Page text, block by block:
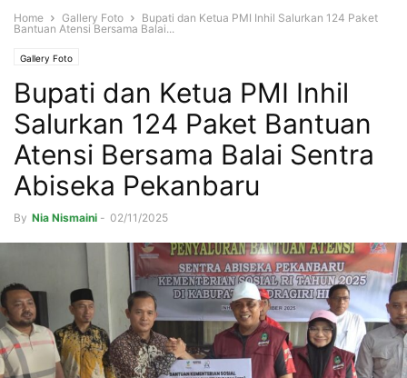
Home Gallery Foto
Bupati dan Ketua PMI Inhil Salurkan 124 Paket
Bantuan Atensi Bersama Balai...
Gallery Foto
Bupati dan Ketua PMI Inhil
Salurkan 124 Paket Bantuan
Atensi Bersama Balai Sentra
Abiseka Pekanbaru
By Nia Nismaini - 02/11/2025